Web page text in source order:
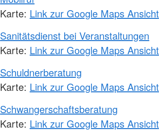
Karte: Link zur Google Maps Ansicht
Sanitätsdienst bei Veranstaltungen
Karte: Link zur Google Maps Ansicht
Schuldnerberatung
Karte: Link zur Google Maps Ansicht
Schwangerschaftsberatung
Karte: Link zur Google Maps Ansicht